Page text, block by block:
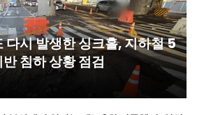
다시 발생한 싱크홀, 지하철 5
침하 상황 점검